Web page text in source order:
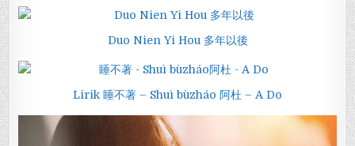
Duo Nien Yi Hou 多年以後
Lirik 睡不著 – Shuì bùzháo 阿杜 – A Do